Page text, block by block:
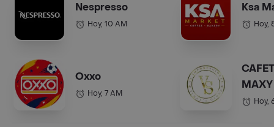
Nespresso
Hoy, 10 AM
Oxxo
Hoy, 7 AM
Ksa
Hoy,
COL.).
Hoy,